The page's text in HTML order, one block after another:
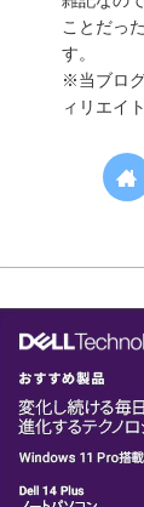
ことだっ
す。
※当ブロ
ィリエイ